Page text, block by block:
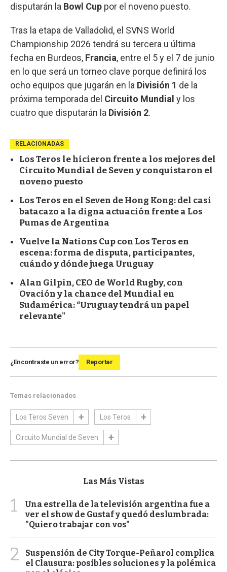
disputarán la Bowl Cup por el noveno puesto.
Tras la etapa de Valladolid, el SVNS World
Championship 2026 tendrá su tercera u última
fecha en Burdeos, Francia, entre el 5 y el 7 de junio
en lo que será un torneo clave porque definirá los
ocho equipos que jugarán en la División 1 de la
próxima temporada del Circuito Mundial y los
cuatro que disputarán la División 2.
RELACIONADAS
Los Teros le hicieron frente a los mejores del
Circuito Mundial de Seven y conquistaron el
noveno puesto
Los Teros en el Seven de Hong Kong: del casi
batacazo a la digna actuación frente a Los
Pumas de Argentina
Vuelve la Nations Cup con Los Teros en
escena: forma de disputa, participantes,
cuándo y dónde juega Uruguay
Alan Gilpin, CEO de World Rugby, con
Ovación y la chance del Mundial en
Sudamérica: “Uruguay tendrá un papel
relevante"
¿Encontraste un error? Reportar
Temas relacionados
Los Teros Seven Los Teros
Circuito Mundial de Seven
Las Más Vistas
1
Una estrella de la televisión argentina fue a
ver el show de Gustaf y quedó deslumbrada:
"Quiero trabajar con vos"
2
Suspensión de City Torque-Peñarol complica
el Clausura: posibles soluciones y la polémica